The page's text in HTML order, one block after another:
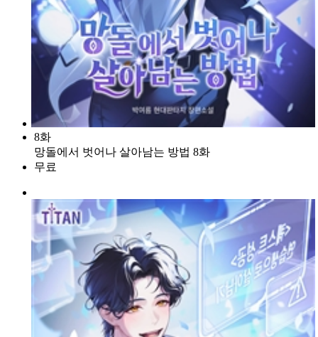
8화
망돌에서 벗어나 살아남는 방법 8화
무료